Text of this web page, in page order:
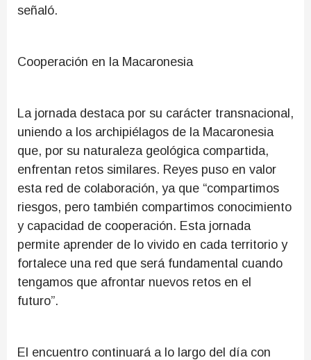
señaló.
Cooperación en la Macaronesia
La jornada destaca por su carácter transnacional,
uniendo a los archipiélagos de la Macaronesia
que, por su naturaleza geológica compartida,
enfrentan retos similares. Reyes puso en valor
esta red de colaboración, ya que “compartimos
riesgos, pero también compartimos conocimiento
y capacidad de cooperación. Esta jornada
permite aprender de lo vivido en cada territorio y
fortalece una red que será fundamental cuando
tengamos que afrontar nuevos retos en el
futuro”.
El encuentro continuará a lo largo del día con